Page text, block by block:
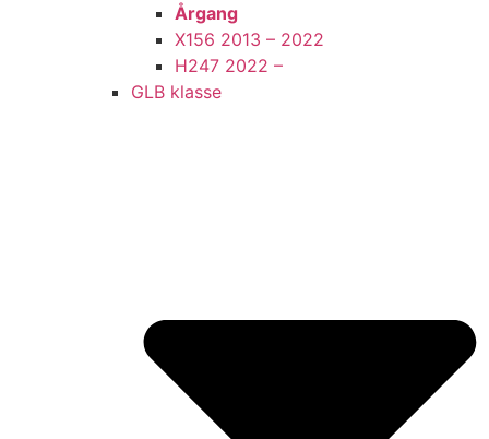
Årgang
X156 2013 – 2022
H247 2022 –
GLB klasse